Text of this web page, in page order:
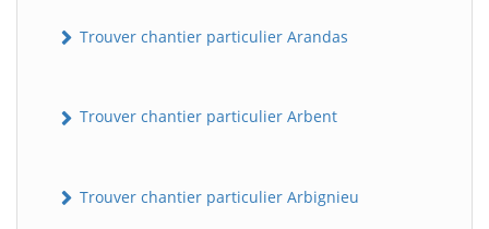
Trouver chantier particulier Arandas
Trouver chantier particulier Arbent
Trouver chantier particulier Arbignieu